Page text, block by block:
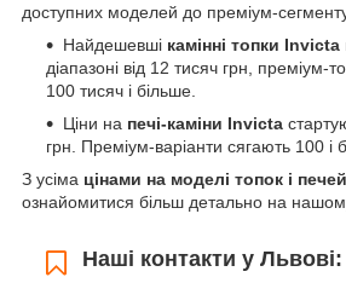
доступних моделей до преміум-
Найдешевші камінні топки Invicta
діапазоні від 12 тисяч грн, преміум-
100 тисяч і більше.
Ціни на печі-каміни Invicta
грн. Преміум-варіанти сягають 100 і
З усіма цінами на моделі топок і
ознайомитися більш детально на
Наші контакти у Львові: